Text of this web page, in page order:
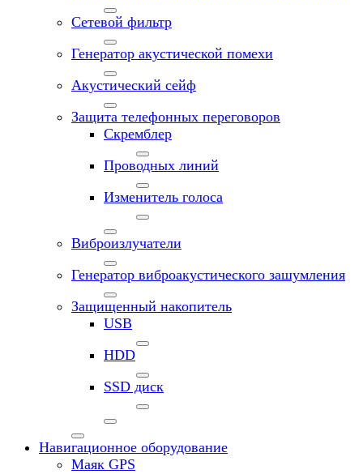
Сетевой фильтр
Генератор акустической помехи
Акустический сейф
Защита телефонных переговоров
Скремблер
Проводных линий
Изменитель голоса
Виброизлучатели
Генератор виброакустического зашумления
Защищенный накопитель
USB
HDD
SSD диск
Навигационное оборудование
Маяк GPS